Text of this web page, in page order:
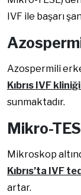
IVF ile başarı
Azospermili
Kıbrıs IVF
sunmaktadır.
Mikro-
Mikroskop
Kıbrıs’ta IVF
artar.